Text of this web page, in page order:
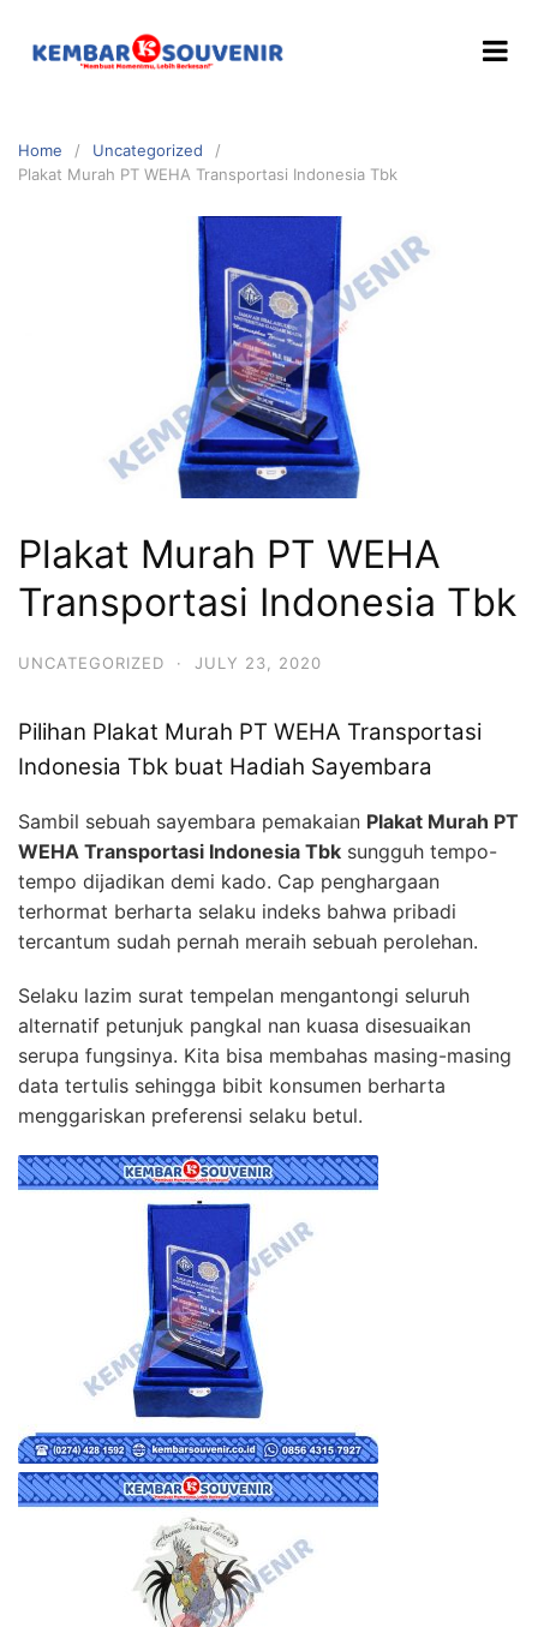
Home
Uncategorized
Plakat Murah PT WEHA Transportasi Indonesia Tbk
Plakat Murah PT WEHA
Transportasi Indonesia Tbk
UNCATEGORIZED · JULY 23, 2020
Pilihan Plakat Murah PT WEHA Transportasi
Indonesia Tbk buat Hadiah Sayembara
Sambil sebuah sayembara pemakaian Plakat Murah PT
WEHA Transportasi Indonesia Tbk sungguh tempo-
tempo dijadikan demi kado. Cap penghargaan
terhormat berharta selaku indeks bahwa pribadi
tercantum sudah pernah meraih sebuah perolehan.
Selaku lazim surat tempelan mengantongi seluruh
alternatif petunjuk pangkal nan kuasa disesuaikan
serupa fungsinya. Kita bisa membahas masing-masing
data tertulis sehingga bibit konsumen berharta
menggariskan preferensi selaku betul.